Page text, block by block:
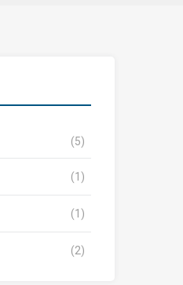
(5)
(1)
(1)
(2)